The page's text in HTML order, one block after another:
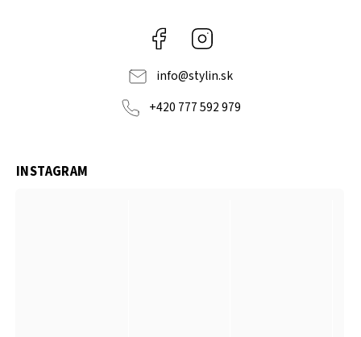
Facebook
info@stylin.sk
+420 777 592 979
INSTAGRAM